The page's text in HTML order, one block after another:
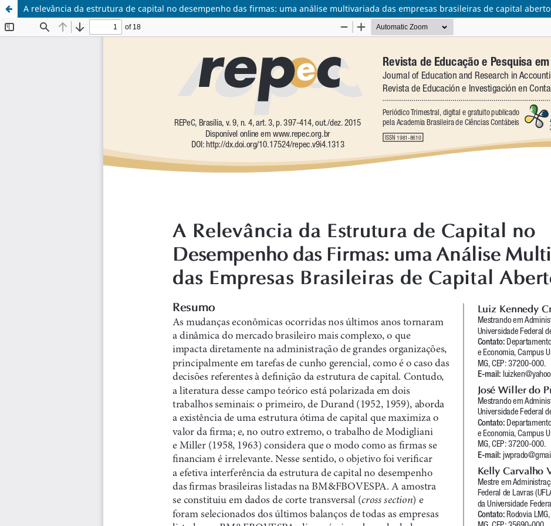
A relevância da estrutura de capital no desempenho das firmas: uma análise multivariada das empresas brasileiras de capital aberto